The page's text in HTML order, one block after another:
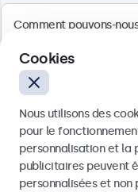
4.8/5
Français
Cookies
Nous utilisons des
pour le
personnalisation et la
publicitaires peuvent
personnalisées et non